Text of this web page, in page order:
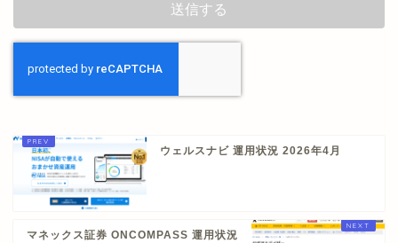
ウェルスナビ 運用状況 2026年4月
マネックス証券 ONCOMPASS 運用状況